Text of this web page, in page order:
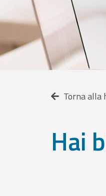
Torna alla
Hai